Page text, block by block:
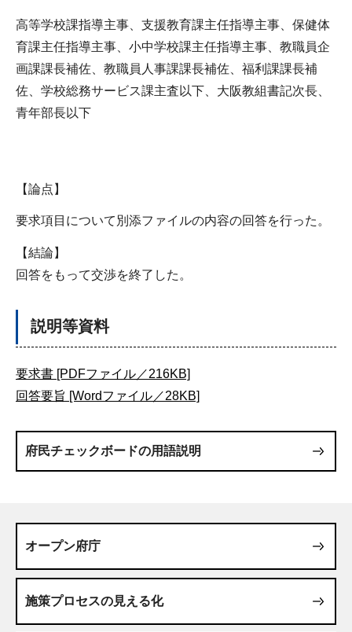
高等学校課指導主事、支援教育課主任指導主事、保健体
育課主任指導主事、小中学校課主任指導主事、教職員企
画課課長補佐、教職員人事課課長補佐、福利課課長補
佐、学校総務サービス課主査以下、大阪教組書記次長、
青年部長以下
【論点】
要求項目について別添ファイルの内容の回答を行った。
【結論】
回答をもって交渉を終了した。
説明等資料
要求書 [PDFファイル／216KB]
回答要旨 [Wordファイル／28KB]
府民チェックボードの用語説明
オープン府庁
施策プロセスの見える化